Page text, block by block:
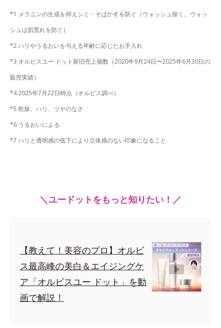
*1 メラニンの生成を抑えシミ・そばかすを防ぐ（ウォッシュ除く。ウォッ
シュは肌荒れを防ぐ）
*2 ハリやうるおいを与える年齢に応じたお手入れ
*3 オルビスユー ドット新旧売上個数（2020年9月24日〜2025年6月30日の
販売実績）
*4 2025年7月22日時点（オルビス調べ）
*5 乾燥、ハリ、ツヤのなさ
*6 うるおいによる
*7 ハリと透明感の低下により立体感のない印象になること
＼ユードットをもっと知りたい！／
【教えて！美容のプロ】オルビ
ス最高峰の美白＆エイジングケ
ア「オルビスユー ドット」を動
画で解説！